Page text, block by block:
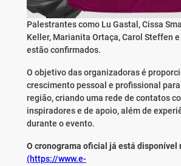
Palestrantes como Lu Gastal, Cissa
Keller, Marianita Ortaça, Carol Steffen
estão confirmados.
O objetivo das organizadoras é
crescimento pessoal e profissional
região, criando uma rede de contatos
inspiradores e de apoio, além de
durante o evento.
O cronograma oficial já está disponível
(https://www.e-